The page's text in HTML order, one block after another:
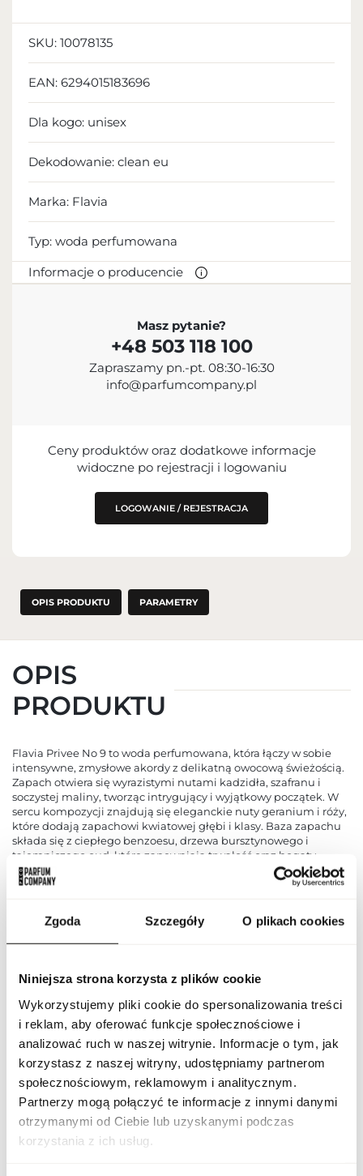
Zgoda Szczegóły O plikach cookies
Niniejsza strona korzysta z plików cookie
Wykorzystujemy pliki cookie do spersonalizowania treści
i reklam, aby oferować funkcje społecznościowe i
analizować ruch w naszej witrynie. Informacje o tym, jak
korzystasz z naszej witryny, udostępniamy partnerom
społecznościowym, reklamowym i analitycznym.
Partnerzy mogą połączyć te informacje z innymi danymi
otrzymanymi od Ciebie lub uzyskanymi podczas
korzystania z ich usług.
SKU: 10078135
EAN: 6294015183696
Dla kogo: unisex
Dekodowanie: clean eu
Marka: Flavia
Typ: woda perfumowana
Informacje o producencie
Sterling Parfums LLC
+9714 885 5588
info@sterling.ae
IMPORTER
PODMIOT ODPOWIEDZIALNY ZA
WPROWADZENIE DO UE
Masz pytanie?
+48 503 118 100
Zapraszamy pn.-pt. 08:30-16:30
info@parfumcompany.pl
Ceny produktów oraz dodatkowe informacje
widoczne po rejestracji i logowaniu
LOGOWANIE / REJESTRACJA
OPIS PRODUKTU PARAMETRY
OPIS
PRODUKTU
Flavia Privee No 9 to woda perfumowana, która łączy w sobie
intensywne, zmysłowe akordy z delikatną owocową świeżością.
Zapach otwiera się wyrazistymi nutami kadzidła, szafranu i
soczystej maliny, tworząc intrygujący i wyjątkowy początek. W
sercu kompozycji znajdują się eleganckie nuty geranium i róży,
które dodają zapachowi kwiatowej głębi i klasy. Baza zapachu
składa się z ciepłego benzoesu, drzewa bursztynowego i
tajemniczego oud, które zapewniają trwałość oraz bogaty,
drzewno-żywiczny charakter. Flavia Privee No 9 to idealny
wybór dla osób poszukujących wyrafinowanego, złożonego
drzewną głębię, doskonały na wieczorne wyjścia i wyjątkowe
okazje.
PARAMETRY
FLAV PRI NO9 100 ND [1]
Linia Privee No 9
Kod CN 3303 00 10